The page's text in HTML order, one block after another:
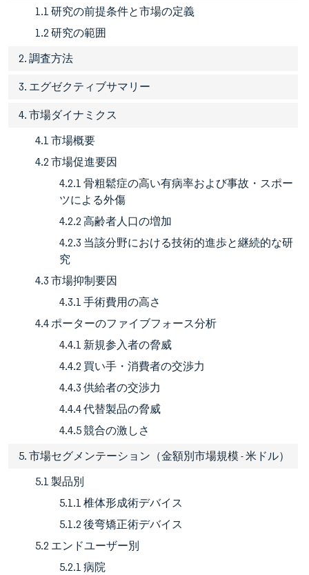
1.1 研究の前提条件と市場の定義
1.2 研究の範囲
2. 調査方法
3. エグゼクティブサマリー
4. 市場ダイナミクス
4.1 市場概要
4.2 市場促進要因
4.2.1 骨粗鬆症の高い有病率および事故・スポー
ツによる外傷
4.2.2 高齢者人口の増加
4.2.3 当該分野における技術的進歩と継続的な研
究
4.3 市場抑制要因
4.3.1 手術費用の高さ
4.4 ポーターのファイブフォース分析
4.4.1 新規参入者の脅威
4.4.2 買い手・消費者の交渉力
4.4.3 供給者の交渉力
4.4.4 代替製品の脅威
4.4.5 競合の激しさ
5. 市場セグメンテーション（金額別市場規模 - 米ドル）
5.1 製品別
5.1.1 椎体形成術デバイス
5.1.2 後弯矯正術デバイス
5.2 エンドユーザー別
5.2.1 病院